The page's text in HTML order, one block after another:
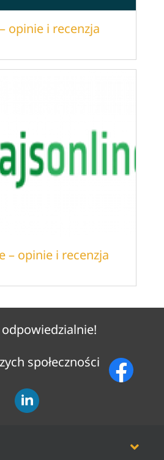
opinie i recenzja
– opinie i recenzja
odpowiedzialnie!
społeczności